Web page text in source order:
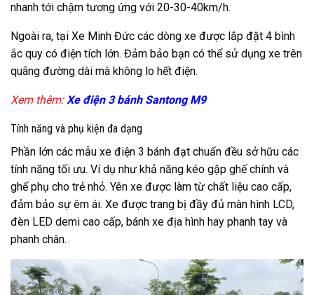
nhanh tới chậm tương ứng với 20-30-40km/h.
Ngoài ra, tại Xe Minh Đức các dòng xe được lắp đặt 4 bình
ắc quy có điện tích lớn. Đảm bảo bạn có thể sử dụng xe trên
quãng đường dài mà không lo hết điện.
Xem thêm: Xe điện 3 bánh Santong M9
Tính năng và phụ kiện đa dạng
Phần lớn các mẫu xe điện 3 bánh đạt chuẩn đều sở hữu các
tính năng tối ưu. Ví dụ như khả năng kéo gập ghế chính và
ghế phụ cho trẻ nhỏ. Yên xe được làm từ chất liệu cao cấp,
đảm bảo sự êm ái. Xe được trang bị đầy đủ màn hình LCD,
đèn LED demi cao cấp, bánh xe địa hình hay phanh tay và
phanh chân.